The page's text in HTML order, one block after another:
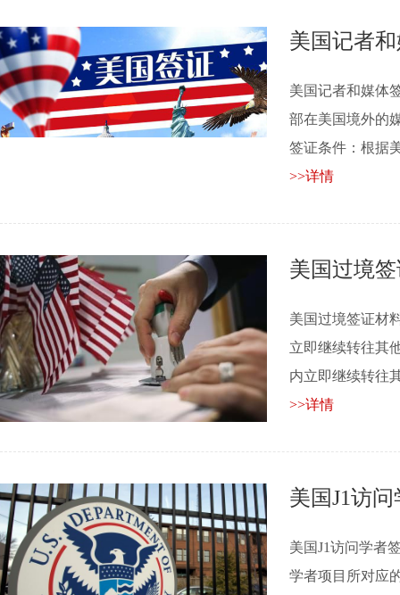
美国记者
美国记者和媒体
部在美国境外的
签证条件：根据
>>详情
美国过境
美国过境签证材
立即继续转往其
内立即继续转往
>>详情
美国J1访
美国J1访问学者
学者项目所对应